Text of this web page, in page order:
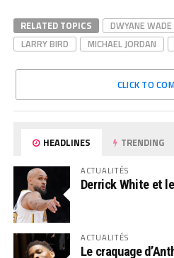
RELATED TOPICS DWYANE WADE
LARRY BIRD
MICHAEL JORDAN
CLICK TO
HEADLINES TRENDING
ACTUALITÉS
Derrick White et
ACTUALITÉS
Le craquage